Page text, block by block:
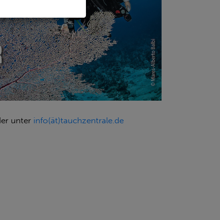
unter info(ät)tauchzentrale.de